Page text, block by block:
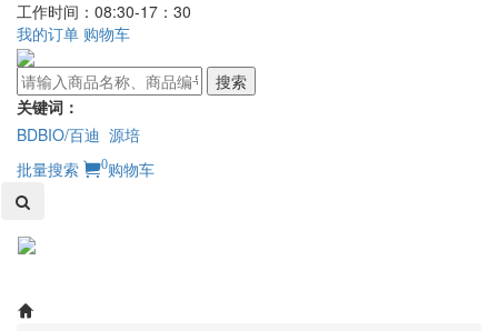
工作时间：08:30-17：30
我的订单 购物车
搜索
关键词：
BDBIO/百迪 源培
批量搜索
0购物车